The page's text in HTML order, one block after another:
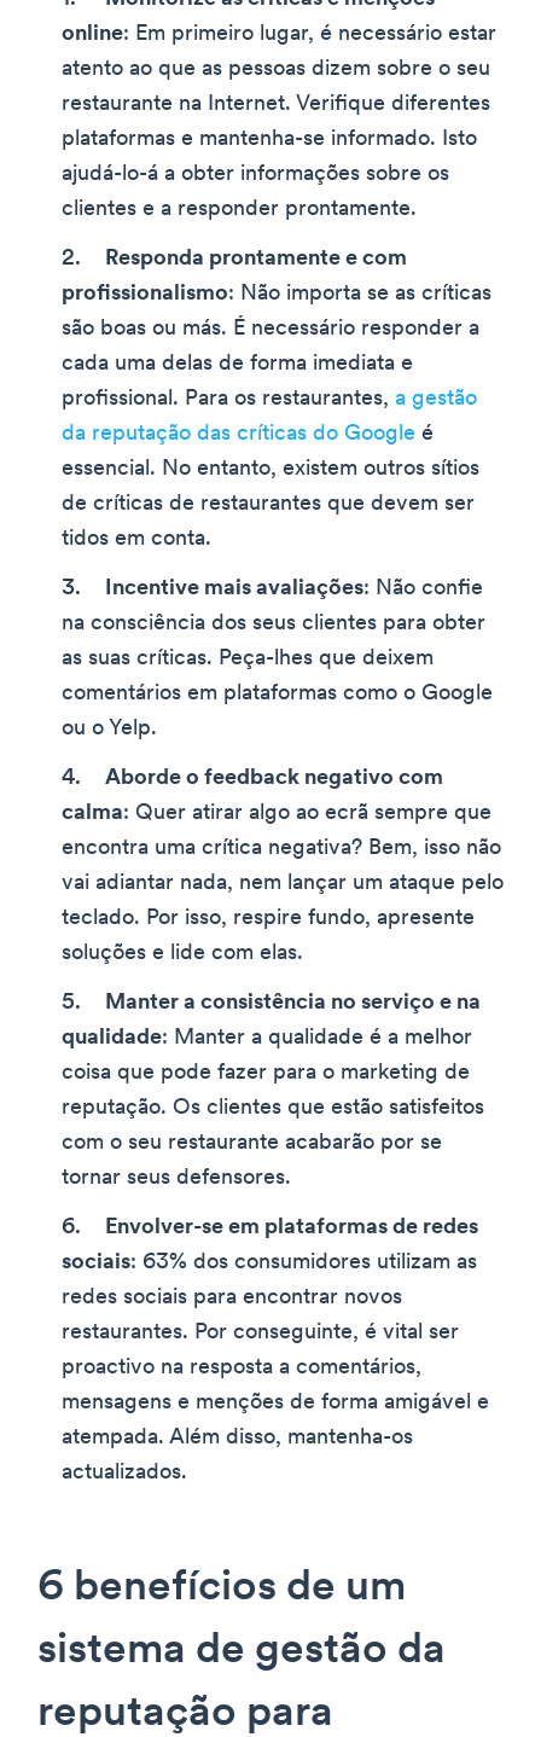
online: Em primeiro lugar, é necessário estar
atento ao que as pessoas dizem sobre o seu
restaurante na Internet. Verifique diferentes
plataformas e mantenha-se informado. Isto
ajudá-lo-á a obter informações sobre os
clientes e a responder prontamente.
Responda prontamente e com
profissionalismo: Não importa se as críticas
são boas ou más. É necessário responder a
cada uma delas de forma imediata e
profissional. Para os restaurantes, a gestão
da reputação das críticas do Google é
essencial. No entanto, existem outros sítios
de críticas de restaurantes que devem ser
tidos em conta.
Incentive mais avaliações: Não confie
na consciência dos seus clientes para obter
as suas críticas. Peça-lhes que deixem
comentários em plataformas como o Google
ou o Yelp.
Aborde o feedback negativo com
calma: Quer atirar algo ao ecrã sempre que
encontra uma crítica negativa? Bem, isso não
vai adiantar nada, nem lançar um ataque pelo
teclado. Por isso, respire fundo, apresente
soluções e lide com elas.
Manter a consistência no serviço e na
qualidade: Manter a qualidade é a melhor
coisa que pode fazer para o marketing de
reputação. Os clientes que estão satisfeitos
com o seu restaurante acabarão por se
tornar seus defensores.
Envolver-se em plataformas de redes
sociais: 63% dos consumidores utilizam as
redes sociais para encontrar novos
restaurantes. Por conseguinte, é vital ser
proactivo na resposta a comentários,
mensagens e menções de forma amigável e
atempada. Além disso, mantenha-os
actualizados.
6 benefícios de um
sistema de gestão da
reputação para